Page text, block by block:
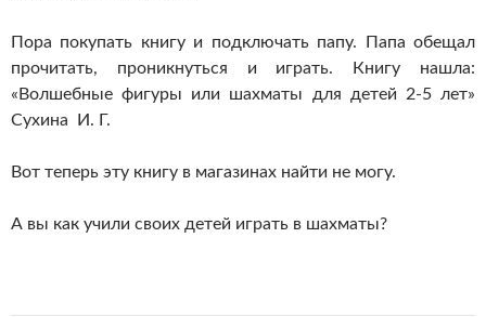
Пора покупать книгу и подключать папу. Папа обещал
прочитать, проникнуться и играть. Книгу нашла:
«Волшебные фигуры или шахматы для детей 2-5 лет»
Сухина И. Г.
Вот теперь эту книгу в магазинах найти не могу.
А вы как учили своих детей играть в шахматы?